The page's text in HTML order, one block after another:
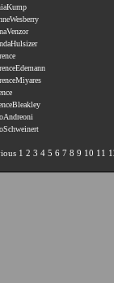
1 2 3 4 5 6 7 8 9 10 11